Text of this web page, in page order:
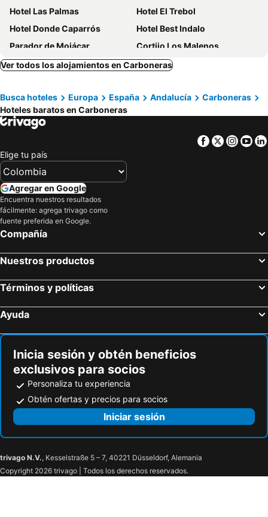
Hotel Las Palmas
Hotel El Trebol
Hotel Donde Caparrós
Hotel Best Indalo
Parador de Mojácar
Cortijo Los Malenos
Boutique Hotel El Tio Kiko
Hotel Best Oasis Tropical
Hotel El Puntazo
Hotel Tio Felipe
Hotel Best Mojácar
Hotel Las Calas
Hotel Senderos
Hotel Mojácar Playa
Hospedium Hotel Continental
Hotel Servigroup Marina Mar
Cortijo Boutique Siete Calas
Hotel Punta del Cantal
miKasa Agua Amarga & SPA
Hospedería Ancladero
Boutique Hotel El Olivar
Hotel Simón
Hotel Marazul
Calachica Las Negras Hotel Boutique
Botaniq Hotel Boutique
Ver todos los alojamientos en Carboneras
Busca hoteles Europa España Andalucía
Carboneras
Hoteles baratos en Carboneras
Facebook
Twitter
Elige tu país
Agregar en Google
Encuentra nuestros resultados
fácilmente: agrega trivago como
fuente preferida en Google.
Compañía
Nuestros productos
Términos y políticas
Ayuda
Inicia sesión y obtén beneficios
exclusivos para socios
Personaliza tu experiencia
Obtén ofertas y precios para socios
Iniciar sesión
trivago N.V., Kesselstraße 5 – 7, 40221 Düsseldorf, Alemania
Copyright 2026 trivago | Todos los derechos reservados.